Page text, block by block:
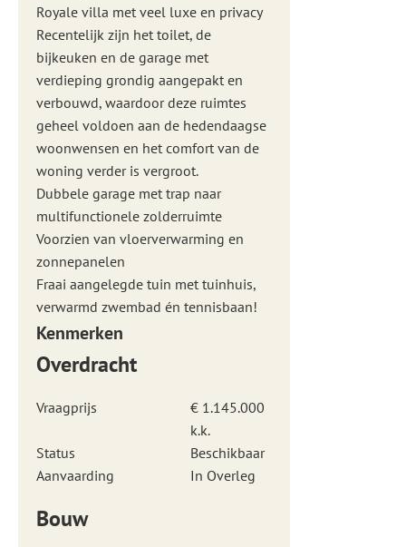
Royale villa met veel luxe en privacy
Recentelijk zijn het toilet, de
bijkeuken en de garage met
verdieping grondig aangepakt en
verbouwd, waardoor deze ruimtes
geheel voldoen aan de hedendaagse
woonwensen en het comfort van de
woning verder is vergroot.
Dubbele garage met trap naar
multifunctionele zolderruimte
Voorzien van vloerverwarming en
zonnepanelen
Fraai aangelegde tuin met tuinhuis,
verwarmd zwembad én tennisbaan!
Kenmerken
Overdracht
Vraagprijs
€ 1.145.000
k.k.
Status
Beschikbaar
Aanvaarding
In Overleg
Bouw